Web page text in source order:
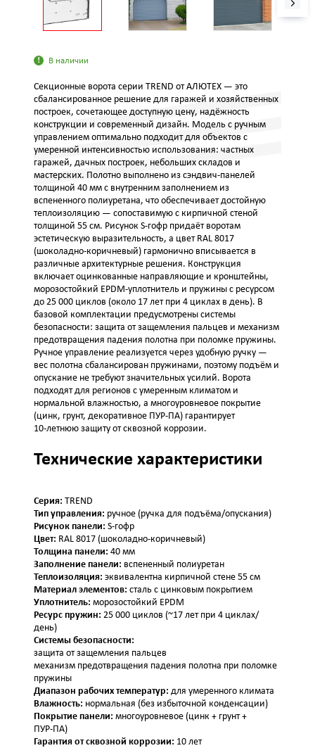
В наличии
Секционные ворота серии TREND от АЛЮТЕХ — это
сбалансированное решение для гаражей и хозяйственных
построек, сочетающее доступную цену, надёжность
конструкции и современный дизайн. Модель с ручным
управлением оптимально подходит для объектов с
умеренной интенсивностью использования: частных
гаражей, дачных построек, небольших складов и
мастерских. Полотно выполнено из сэндвич‑панелей
толщиной 40 мм с внутренним заполнением из
вспененного полиуретана, что обеспечивает достойную
теплоизоляцию — сопоставимую с кирпичной стеной
толщиной 55 см. Рисунок S‑гофр придаёт воротам
эстетическую выразительность, а цвет RAL 8017
(шоколадно‑коричневый) гармонично вписывается в
различные архитектурные решения. Конструкция
включает оцинкованные направляющие и кронштейны,
морозостойкий EPDM‑уплотнитель и пружины с ресурсом
до 25 000 циклов (около 17 лет при 4 циклах в день). В
базовой комплектации предусмотрены системы
безопасности: защита от защемления пальцев и механизм
предотвращения падения полотна при поломке пружины.
Ручное управление реализуется через удобную ручку —
вес полотна сбалансирован пружинами, поэтому подъём и
опускание не требуют значительных усилий. Ворота
подходят для регионов с умеренным климатом и
нормальной влажностью, а многоуровневое покрытие
(цинк, грунт, декоративное ПУР‑ПА) гарантирует
10‑летнюю защиту от сквозной коррозии.
Технические характеристики
Серия: TREND
Тип управления: ручное (ручка для подъёма/опускания)
Рисунок панели: S‑гофр
Цвет: RAL 8017 (шоколадно‑коричневый)
Толщина панели: 40 мм
Заполнение панели: вспененный полиуретан
Теплоизоляция: эквивалентна кирпичной стене 55 см
Материал элементов: сталь с цинковым покрытием
Уплотнитель: морозостойкий EPDM
Ресурс пружин: 25 000 циклов (~17 лет при 4 циклах/
день)
Системы безопасности:
защита от защемления пальцев
механизм предотвращения падения полотна при поломке
пружины
Диапазон рабочих температур: для умеренного климата
Влажность: нормальная (без избыточной конденсации)
Покрытие панели: многоуровневое (цинк + грунт +
ПУР‑ПА)
Гарантия от сквозной коррозии: 10 лет